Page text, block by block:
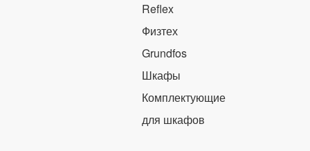
Reflex
Физтех
Grundfos
Шкафы
Комплектующие
для шкафов